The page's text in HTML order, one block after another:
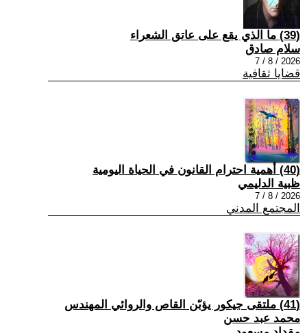
(39) ما الذي يقع على عاتق الشعراء
سلام صادق
2026 / 8 / 7
قضايا ثقافية
(40) أهمية احترام القانون في الحياة اليومية
ظبية الدليمي
2026 / 8 / 7
المجتمع المدني
(41) ملتقى جيكور يؤبّن القاص والروائي المهندس
محمد عبد حسن